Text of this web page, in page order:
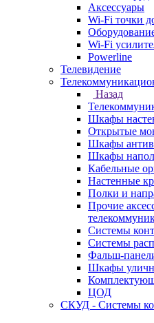
Аксессуары
Wi-Fi точки
Wi-Fi
Powerline
Телевидение
Назад
Шкафы
Открытые
Шкафы
Шкафы
Кабельные
Настенные
Полки и
Прочие
Системы
Системы
Фальш-
Шкафы
ЦОД
СКУД - Системы